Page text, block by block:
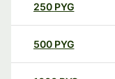
250 PYG
500 PYG